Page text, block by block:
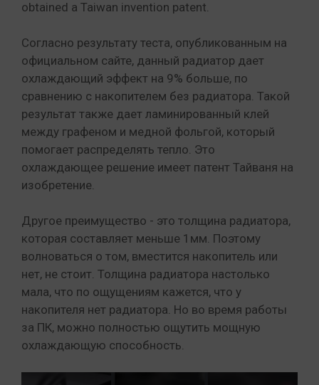
obtained a Taiwan invention patent.
Согласно результату теста, опубликованным на
официальном сайте, данный радиатор дает
охлаждающий эффект на 9% больше, по
сравнению с накопителем без радиатора. Такой
результат также дает ламинированный клей
между графеном и медной фольгой, который
помогает распределять тепло. Это
охлаждающее решение имеет патент Тайваня на
изобретение.
Другое преимущество - это толщина радиатора,
которая составляет меньше 1мм. Поэтому
волноваться о том, вместится накопитель или
нет, не стоит. Толщина радиатора настолько
мала, что по ощущениям кажется, что у
накопителя нет радиатора. Но во время работы
за ПК, можно полностью ощутить мощную
охлаждающую способность.